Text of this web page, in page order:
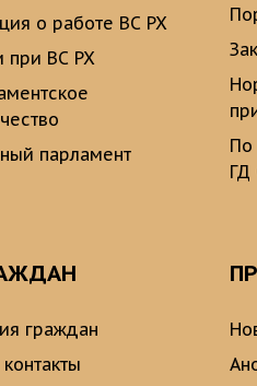
о работе ВС РХ
при ВС РХ
парламент
По
граждан